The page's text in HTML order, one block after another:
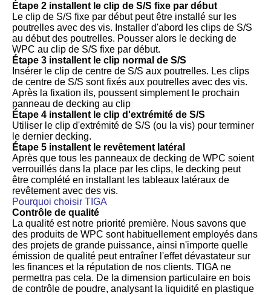
Étape 2 installent le clip de S/S fixe par début
Le clip de S/S fixe par début peut être installé sur les
poutrelles avec des vis. Installer d'abord les clips de S/S
au début des poutrelles. Pousser alors le decking de
WPC au clip de S/S fixe par début.
Étape 3 installent le clip normal de S/S
Insérer le clip de centre de S/S aux poutrelles. Les clips
de centre de S/S sont fixés aux poutrelles avec des vis.
Après la fixation ils, poussent simplement le prochain
panneau de decking au clip
Étape 4 installent le clip d'extrémité de S/S
Utiliser le clip d'extrémité de S/S (ou la vis) pour terminer
le dernier decking.
Étape 5 installent le revêtement latéral
Après que tous les panneaux de decking de WPC soient
verrouillés dans la place par les clips, le decking peut
être complété en installant les tableaux latéraux de
revêtement avec des vis.
Pourquoi choisir TIGA
Contrôle de qualité
La qualité est notre priorité première. Nous savons que
des produits de WPC sont habituellement employés dans
des projets de grande puissance, ainsi n'importe quelle
émission de qualité peut entraîner l'effet dévastateur sur
les finances et la réputation de nos clients. TIGA ne
permettra pas cela. De la dimension particulaire en bois
de contrôle de poudre, analysant la liquidité en plastique